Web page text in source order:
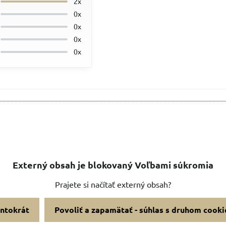
0x
0x
0x
0x
Externý obsah je blokovaný Voľbami súkromia
Prajete si načítať externý obsah?
Povoliť a zapamätať - súhlas s druhom